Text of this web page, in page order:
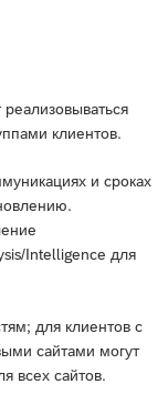
клиентов.
и сроках
Intelligence для
для клиентов с
сайтами могут
всех сайтов.